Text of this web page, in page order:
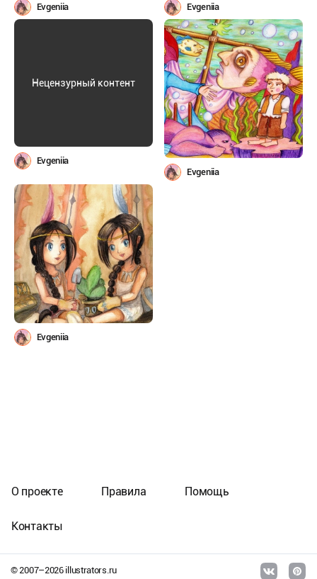
Evgeniia Evgeniia
Нецензурный контент
Evgeniia
Evgeniia
Evgeniia
© 2007–2026illustrators.ru
О проекте Правила Помощь
Контакты